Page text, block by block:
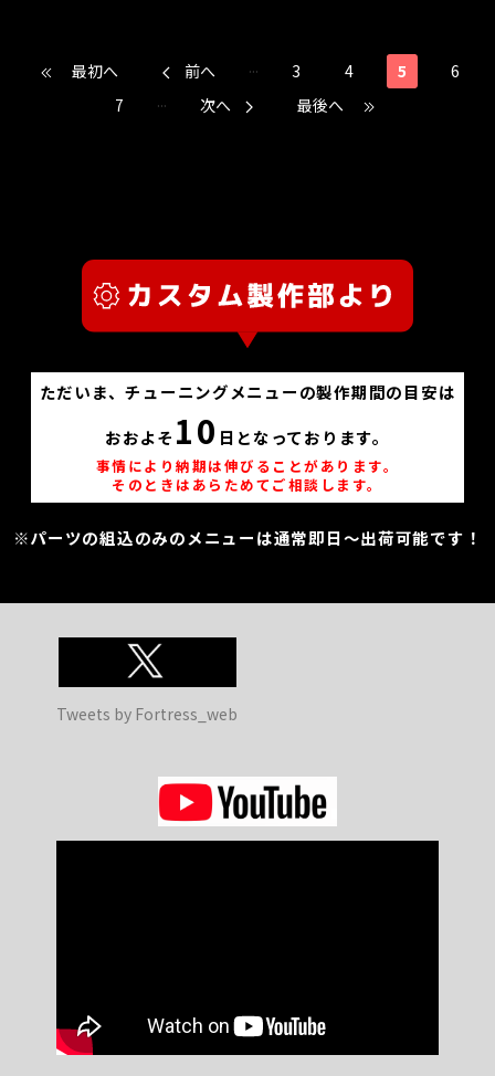
最初へ 前へ ... 3 4 5
6
7
... 次へ 最後へ
ただいま、チューニングメニューの製作期間の目安は
おおよそ 10 日となっております。
事情により納期は伸びることがあります。
そのときはあらためてご相談します。
※パーツの組込のみのメニューは通常即日～出荷可能です！
Tweets by Fortress_web